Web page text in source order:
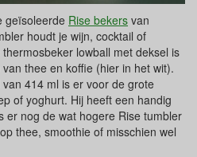
geïsoleerde Rise bekers van
houdt je wijn, cocktail of
lowball met deksel is
thee en koffie (hier in het wit).
414 ml is er voor de grote
of yoghurt. Hij heeft een handig
er nog de wat hogere Rise tumbler
thee, smoothie of misschien wel